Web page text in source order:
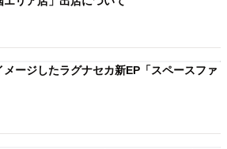
ージしたラグナセカ新EP「スペースファ